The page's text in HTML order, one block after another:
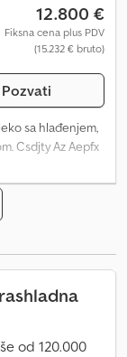
12.800 €
Fiksna cena plus PDV
(15.232 € bruto)
Pozvati
sa hlađenjem,
Csdjty Az Aepfx
od 120.000